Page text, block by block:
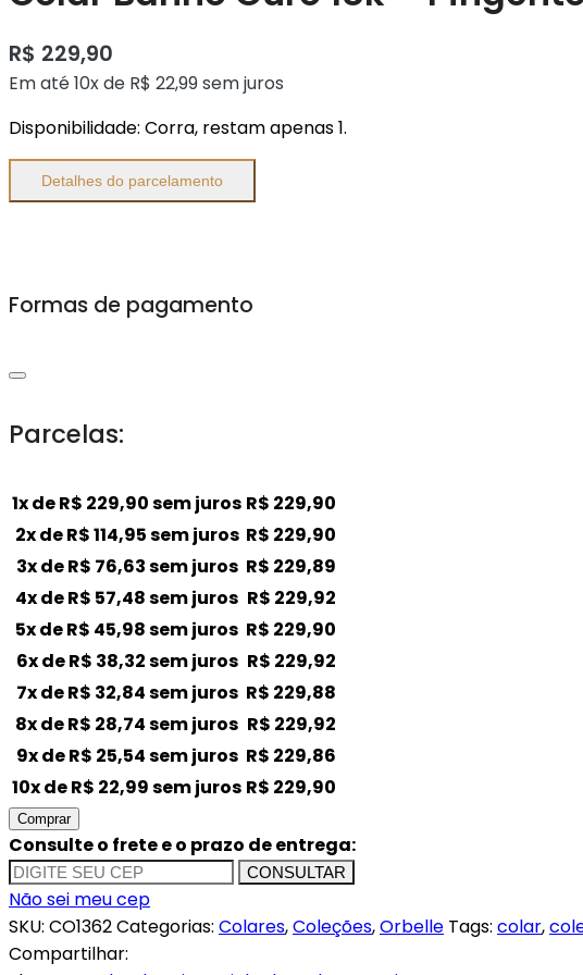
R$ 229,90
Em até 10x de R$ 22,99sem juros
Disponibilidade: Corra, restam apenas 1.
Detalhes do parcelamento
Formas de pagamento
Parcelas:
1x deR$ 229,90sem juros R$ 229,90
2x deR$114,95sem juros R$ 229,90
3x deR$ 76,63sem juros R$ 229,89
4x deR$ 57,48sem juros R$ 229,92
5x deR$ 45,98sem juros R$ 229,90
6x deR$ 38,32sem juros R$ 229,92
7x deR$ 32,84sem juros R$ 229,88
8x deR$ 28,74sem juros R$ 229,92
9x deR$ 25,54sem juros R$ 229,86
10x deR$ 22,99sem juros R$ 229,90
Comprar
Consulte o frete e o prazo de entrega:
CONSULTAR
Não sei meu cep
SKU: CO1362Categorias: Colares,Coleções,Orbelle Tags: colar,
Compartilhar: